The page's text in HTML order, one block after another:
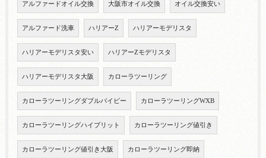
アルファードオイル交換 大阪市オイル交換 オイル交換安い
アルファード洗車 ハリアーZ ハリアーモデリスタ
ハリアーモデリスタ安い ハリアーZモデリスタ
ハリアーモデリスタ大阪 カローラツーリング
カローラツーリングダブルバイビー カローラツーリングWXB
カローラツーリングハイブリット カローラツーリング値引き
カローラツーリング値引き大阪 カローラツーリング即納